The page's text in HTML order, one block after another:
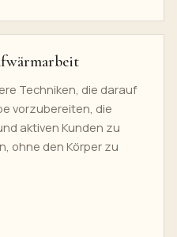
Techniken, die darauf
vorzubereiten, die
aktiven Kunden zu
ohne den Körper zu